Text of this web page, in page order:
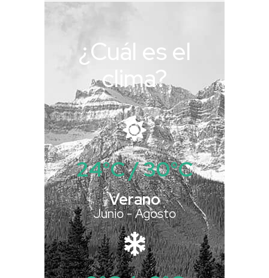
¿Cuál es el
clima?
24°C / 30°C
Verano
Junio - Agosto